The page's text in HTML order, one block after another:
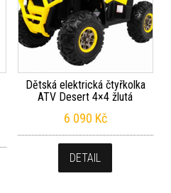
Dětská elektrická čtyřkolka
ATV Desert 4×4 žlutá
6 090 Kč
DETAIL